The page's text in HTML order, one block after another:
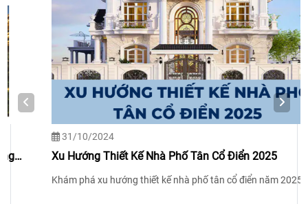
31/10/2024
Xu Hướng Thiết Kế Nhà Phố Tân Cổ Điển 2025
Khám phá xu hướng thiết kế nhà phố tân cổ điển năm 2025!